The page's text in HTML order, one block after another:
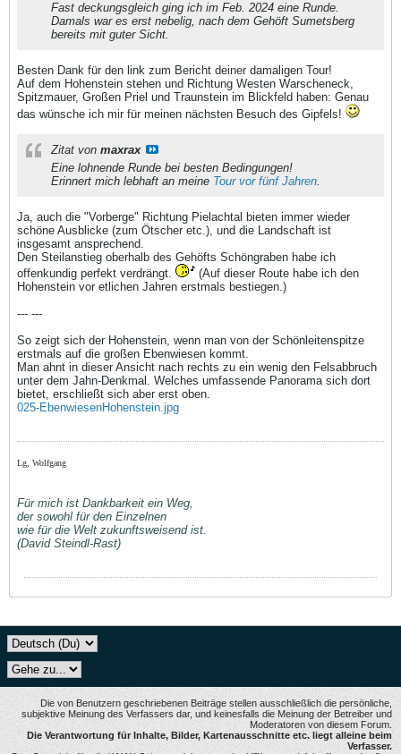
Fast deckungsgleich ging ich im Feb. 2024 eine Runde.
Damals war es erst nebelig, nach dem Gehöft Sumetsberg
bereits mit guter Sicht.
Besten Dank für den link zum Bericht deiner damaligen Tour!
Auf dem Hohenstein stehen und Richtung Westen Warscheneck,
Spitzmauer, Großen Priel und Traunstein im Blickfeld haben: Genau
das wünsche ich mir für meinen nächsten Besuch des Gipfels!
Zitat von maxrax
Eine lohnende Runde bei besten Bedingungen!
Erinnert mich lebhaft an meine Tour vor fünf Jahren.
Ja, auch die "Vorberge" Richtung Pielachtal bieten immer wieder
schöne Ausblicke (zum Ötscher etc.), und die Landschaft ist
insgesamt ansprechend.
Den Steilanstieg oberhalb des Gehöfts Schöngraben habe ich
offenkundig perfekt verdrängt.
(Auf dieser Route habe ich den
Hohenstein vor etlichen Jahren erstmals bestiegen.)
--- ---
So zeigt sich der Hohenstein, wenn man von der Schönleitenspitze
erstmals auf die großen Ebenwiesen kommt.
Man ahnt in dieser Ansicht nach rechts zu ein wenig den Felsabbruch
unter dem Jahn-Denkmal. Welches umfassende Panorama sich dort
bietet, erschließt sich aber erst oben.
025-EbenwiesenHohenstein.jpg
Lg, Wolfgang
Für mich ist Dankbarkeit ein Weg,
der sowohl für den Einzelnen
wie für die Welt zukunftsweisend ist.
(David Steindl-Rast)
Die von Benutzern geschriebenen Beiträge stellen ausschließlich die persönliche,
subjektive Meinung des Verfassers dar, und keinesfalls die Meinung der Betreiber und
Moderatoren von diesem Forum.
Die Verantwortung für Inhalte, Bilder, Kartenausschnitte etc. liegt alleine beim
Verfasser.